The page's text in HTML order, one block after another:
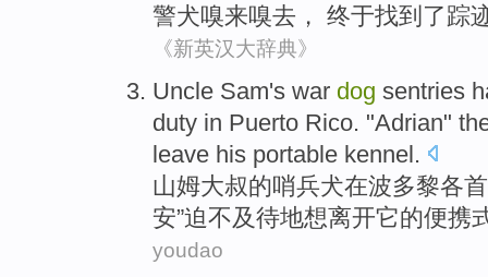
警犬嗅来嗅去， 终于找到 了踪
《新英汉大辞典》
Uncle Sam's war dog sentries
duty in Puerto Rico. "Adrian"
leave his portable kennel.
山姆大叔的哨兵犬在波多黎各
安”迫不及待地想离开它的便携
youdao